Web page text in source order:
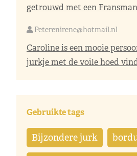
getrouwd met een
Peterenirene@hotmail.nl
Caroline is een mooie
jurkje met de voile hoed
Gebruikte tags
Bijzondere jurk